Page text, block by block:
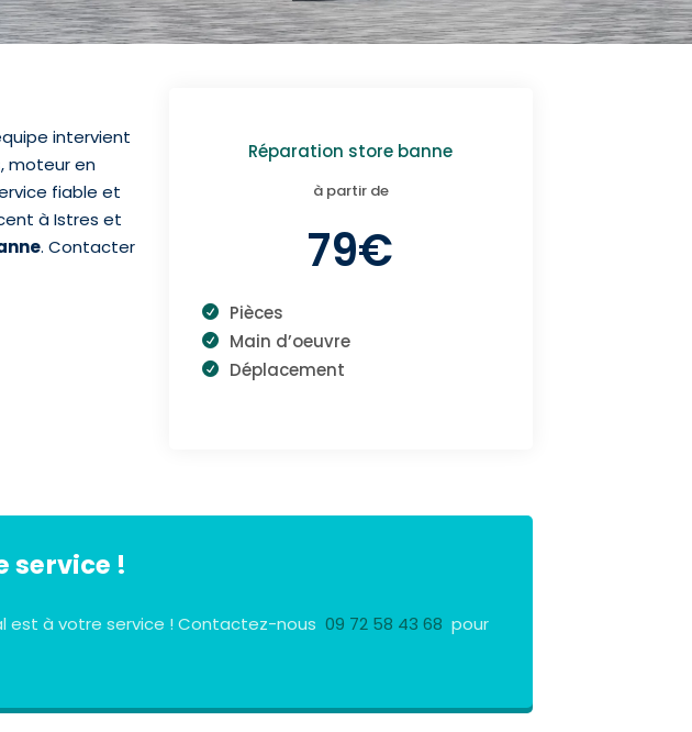
intervient
, moteur en
fiable et
à Istres et
. Contacter
Réparation store banne
à partir de
79€
Pièces
Main d’oeuvre
Déplacement
service !
est à votre service ! Contactez-nous 09 72 58 43 68 pour